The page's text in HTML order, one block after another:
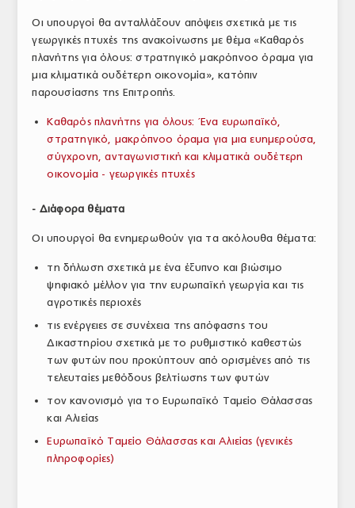
Οι υπουργοί θα ανταλλάξουν απόψεις σχετικά με τις
γεωργικές πτυχές της ανακοίνωσης με θέμα «Καθαρός
πλανήτης για όλους: στρατηγικό μακρόπνοο όραμα για
μια κλιματικά ουδέτερη οικονομία», κατόπιν
παρουσίασης της Επιτροπής.
Καθαρός πλανήτης για όλους: Ένα ευρωπαϊκό,
στρατηγικό, μακρόπνοο όραμα για μια ευημερούσα,
σύγχρονη, ανταγωνιστική και κλιματικά ουδέτερη
οικονομία - γεωργικές πτυχές
- Διάφορα θέματα
Οι υπουργοί θα ενημερωθούν για τα ακόλουθα θέματα:
τη δήλωση σχετικά με ένα έξυπνο και βιώσιμο
ψηφιακό μέλλον για την ευρωπαϊκή γεωργία και τις
αγροτικές περιοχές
τις ενέργειες σε συνέχεια της απόφασης του
Δικαστηρίου σχετικά με το ρυθμιστικό καθεστώς
των φυτών που προκύπτουν από ορισμένες από τις
τελευταίες μεθόδους βελτίωσης των φυτών
τον κανονισμό για το Ευρωπαϊκό Ταμείο Θάλασσας
και Αλιείας
Ευρωπαϊκό Ταμείο Θάλασσας και Αλιείας (γενικές
πληροφορίες)